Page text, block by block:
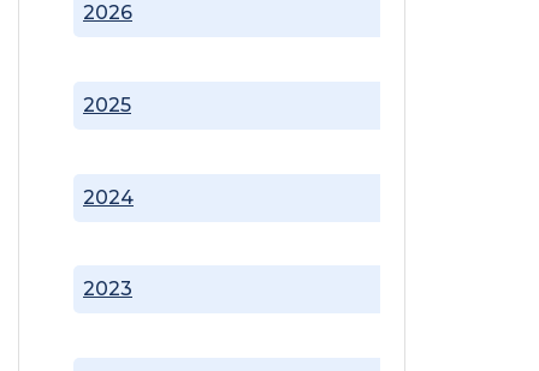
2023
2024
2025
2026